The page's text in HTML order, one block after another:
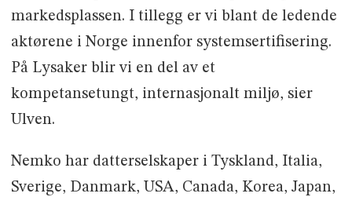
markedsplassen. I tillegg er vi blant de ledende
aktørene i Norge innenfor systemsertifisering.
På Lysaker blir vi en del av et
kompetansetungt, internasjonalt miljø, sier
Ulven.
Nemko har datterselskaper i Tyskland, Italia,
Sverige, Danmark, USA, Canada, Korea, Japan,